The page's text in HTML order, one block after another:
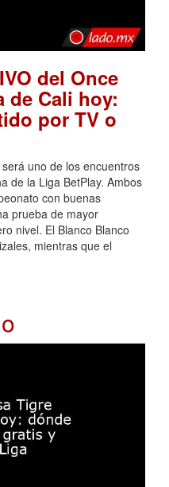
del Once
de Cali hoy:
por TV o
uno de los encuentros
de la Liga BetPlay. Ambos
con buenas
prueba de mayor
nivel. El Blanco Blanco
mientras que el